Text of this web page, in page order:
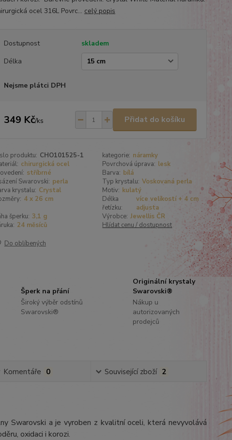
ocel 316L Povrc... celý popis
Dostupnost
skladem
Délka
Nejsme plátci DPH
349 Kč/ks Přidat do košíku
produktu: CHO101525-1 kategorie: náramky
chirurgická ocel Povrchová úprava: lesk
stříbrné Barva: bílá
Swarovski: perla Typ krystalu: Voskovaná perla
krystalu: Crystal Motiv: kulatý
4 x 26 cm
Délka
řetízku:
více velikostí + 4 cm
adjusta
šperku: 3,1 g Výrobce: Jewellis ČR
24 měsíců Hlídat cenu / dostupnost
Do oblíbených
Šperk na přání
Široký výběr odstínů
Swarovski®
Originální krystaly
Swarovski®
Nákup u
autorizovaných
prodejců
Komentáře 0 Související zboží 2
Swarovski a je vyroben z kvalitní oceli, která nevyvolává
oxidaci i korozi.